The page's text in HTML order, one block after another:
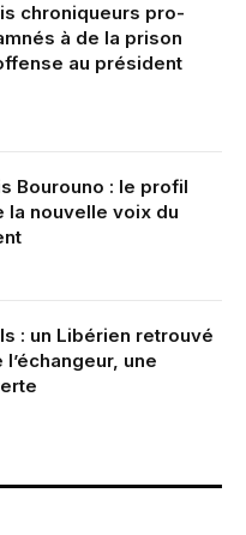
chroniqueurs pro-
à de la prison
au président
Bourouno : le profil
la nouvelle voix du
: un Libérien retrouvé
une